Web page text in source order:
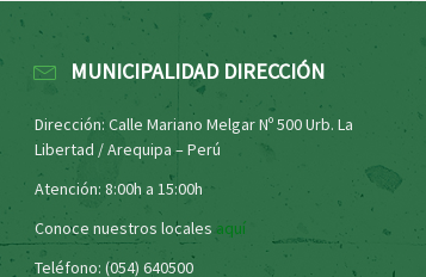
MUNICIPALIDAD DIRECCIÓN
Dirección: Calle Mariano Melgar Nº 500 Urb. La
Libertad / Arequipa – Perú
Atención: 8:00h a 15:00h
Conoce nuestros locales aquí
Teléfono: (054) 640500